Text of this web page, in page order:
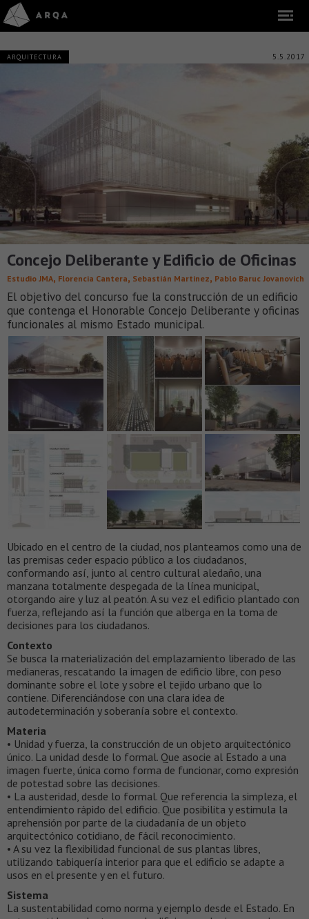
ARQUITECTURA 5.5.2017
Concejo Deliberante y Edificio de Oficinas
Estudio JMA, Florencia Cantera, Sebastián Martinez, Pablo Baruc Jovanovich
El objetivo del concurso fue la construcción de un edificio
que contenga el Honorable Concejo Deliberante y oficinas
funcionales al mismo Estado municipal.
Ubicado en el centro de la ciudad, nos planteamos como una de
las premisas ceder espacio público a los ciudadanos,
conformando así, junto al centro cultural aledaño, una
manzana totalmente despegada de la línea municipal,
otorgando aire y luz al peatón. A su vez el edificio plantado con
fuerza, reflejando así la función que alberga en la toma de
decisiones para los ciudadanos.
Contexto
Se busca la materialización del emplazamiento liberado de las
medianeras, rescatando la imagen de edificio libre, con peso
dominante sobre el lote y sobre el tejido urbano que lo
contiene. Diferenciándose con una clara idea de
autodeterminación y soberanía sobre el contexto.
Materia
• Unidad y fuerza, la construcción de un objeto arquitectónico
único. La unidad desde lo formal. Que asocie al Estado a una
imagen fuerte, única como forma de funcionar, como expresión
de potestad sobre las decisiones.
• La austeridad, desde lo formal. Que referencia la simpleza, el
entendimiento rápido del edificio. Que posibilita y estimula la
aprehensión por parte de la ciudadanía de un objeto
arquitectónico cotidiano, de fácil reconocimiento.
• A su vez la flexibilidad funcional de sus plantas libres,
utilizando tabiquería interior para que el edificio se adapte a
usos en el presente y en el futuro.
Sistema
La sustentabilidad como norma y ejemplo desde el Estado. En